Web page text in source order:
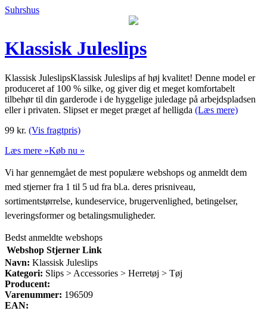
Suhrshus
Klassisk Juleslips
Klassisk JuleslipsKlassisk Juleslips af høj kvalitet! Denne model er
produceret af 100 % silke, og giver dig et meget komfortabelt
tilbehør til din garderode i de hyggelige juledage på arbejdspladsen
eller i privaten. Slipset er meget præget af helligda (Læs mere)
99 kr. (Vis fragtpris)
Læs mere »Køb nu »
Vi har gennemgået de mest populære webshops og anmeldt dem
med stjerner fra 1 til 5 ud fra bl.a. deres prisniveau,
sortimentstørrelse, kundeservice, brugervenlighed, betingelser,
leveringsformer og betalingsmuligheder.
Bedst anmeldte webshops
Webshop Stjerner Link
Navn: Klassisk Juleslips
Kategori: Slips > Accessories > Herretøj > Tøj
Producent:
Varenummer: 196509
EAN: